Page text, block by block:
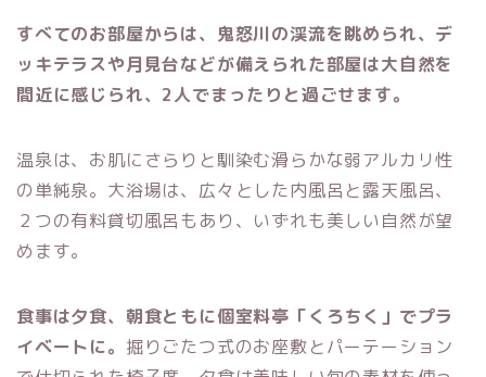
すべてのお部屋からは、鬼怒川の渓流を眺められ、デ
ッキテラスや月見台などが備えられた部屋は大自然を
間近に感じられ、2人でまったりと過ごせます。
温泉は、お肌にさらりと馴染む滑らかな弱アルカリ性
の単純泉。大浴場は、広々とした内風呂と露天風呂、
２つの有料貸切風呂もあり、いずれも美しい自然が望
めます。
食事は夕食、朝食ともに個室料亭「くろちく」でプラ
イベートに。 掘りごたつ式のお座敷とパーテーション